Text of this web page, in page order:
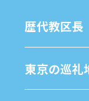
歴代教区⻑
東京の巡礼